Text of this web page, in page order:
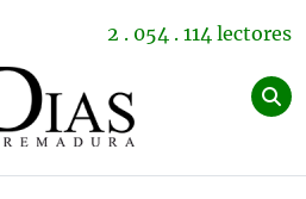
2 . 054 . 114 lectores